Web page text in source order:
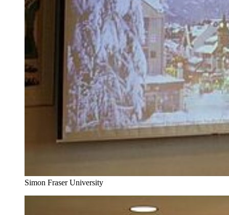
Simon Fraser University